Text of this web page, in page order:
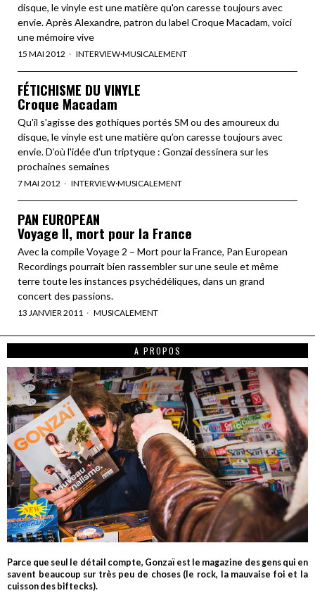
disque, le vinyle est une matière qu'on caresse toujours avec
envie. Après Alexandre, patron du label Croque Macadam, voici
une mémoire vive
15 MAI 2012 INTERVIEW·MUSICALEMENT
FÉTICHISME DU VINYLE
Croque Macadam
Qu'il s'agisse des gothiques portés SM ou des amoureux du
disque, le vinyle est une matière qu’on caresse toujours avec
envie. D’où l'idée d'un triptyque : Gonzai dessinera sur les
prochaines semaines
7 MAI 2012 INTERVIEW·MUSICALEMENT
PAN EUROPEAN
Voyage II, mort pour la France
Avec la compile Voyage 2 – Mort pour la France, Pan European
Recordings pourrait bien rassembler sur une seule et même
terre toute les instances psychédéliques, dans un grand
concert des passions.
13 JANVIER 2011 MUSICALEMENT
A PROPOS
Parce que seul le détail compte, Gonzaï est le magazine des gens qui en
savent beaucoup sur très peu de choses (le rock, la mauvaise foi et la
cuisson des biftecks).